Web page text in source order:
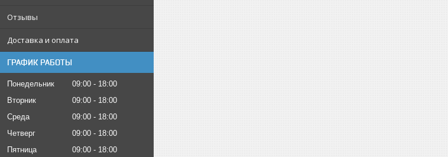
Отзывы
Доставка и оплата
ГРАФИК РАБОТЫ
Понедельник 09:00
18:00
Вторник
09:00
18:00
Среда
09:00
18:00
Четверг
09:00
18:00
Пятница
09:00
18:00